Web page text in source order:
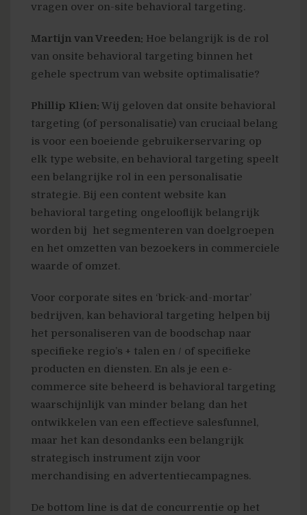
vragen over on-site behavioral targeting.
Martijn van Vreeden: Hoe belangrijk is de rol
van onsite behavioral targeting binnen het
gehele spectrum van website optimalisatie?
Phillip Klien: Wij geloven dat onsite behavioral
targeting (of personalisatie) van cruciaal belang
is voor een boeiende gebruikerservaring op
elk type website, en behavioral targeting speelt
een belangrijke rol in een personalisatie
strategie. Bij een content website kan
behavioral targeting ongelooflijk belangrijk
worden bij het segmenteren van doelgroepen
en het omzetten van bezoekers in commerciele
waarde of omzet.
Voor corporate sites en ‘brick-and-mortar’
bedrijven, kan behavioral targeting helpen bij
het personaliseren van de boodschap naar
specifieke regio’s + talen en / of specifieke
producten en diensten. En als je een e-
commerce site beheerd is behavioral targeting
waarschijnlijk van minder belang dan het
ontwikkelen van een effectieve salesfunnel,
maar het kan desondanks een belangrijk
strategisch instrument zijn voor
merchandising en advertentiecampagnes.
De bottom line is dat de concurrentie op het